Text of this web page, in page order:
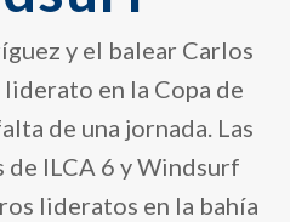
y el balear Carlos
en la Copa de
de una jornada. Las
de ILCA 6 y Windsurf
lideratos en la bahía